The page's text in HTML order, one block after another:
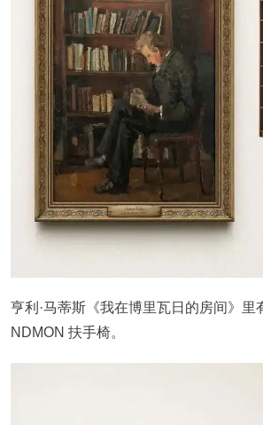
亨利·马蒂斯《我在博里瓦日的房间》里
NDMON 扶手椅。